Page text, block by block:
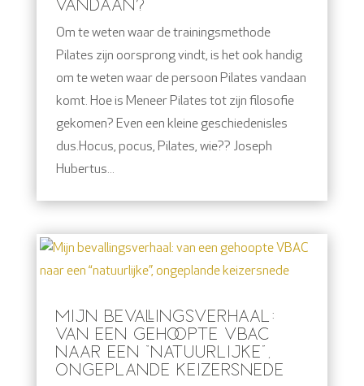
VANDAAN?
Om te weten waar de trainingsmethode
Pilates zijn oorsprong vindt, is het ook handig
om te weten waar de persoon Pilates vandaan
komt. Hoe is Meneer Pilates tot zijn filosofie
gekomen? Even een kleine geschiedenisles
dus.Hocus, pocus, Pilates, wie?? Joseph
Hubertus...
MIJN BEVALLINGSVERHAAL:
VAN EEN GEHOOPTE VBAC
NAAR EEN “NATUURLIJKE”,
ONGEPLANDE KEIZERSNEDE